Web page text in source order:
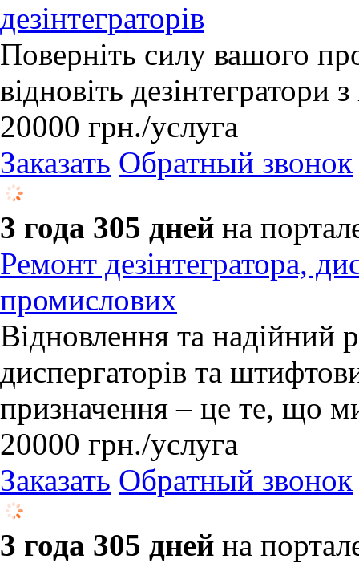
дезінтеграторів
​Поверніть силу вашого
відновіть
20000 грн./услуга
Заказать Обратный звонок
3 года 305 дней на
Ремонт дезінтегратора,
промислових
Відновлення та надійний
диспергаторів та
призначення – це те, що
20000 грн./услуга
Заказать Обратный звонок
3 года 305 дней на